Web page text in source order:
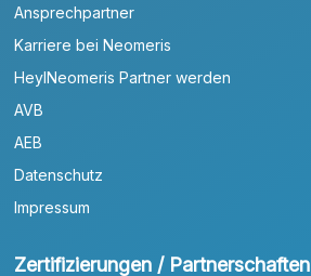
Ansprechpartner
Karriere bei Neomeris
HeylNeomeris Partner werden
AVB
AEB
Datenschutz
Impressum
Zertifizierungen / Partnerschaften